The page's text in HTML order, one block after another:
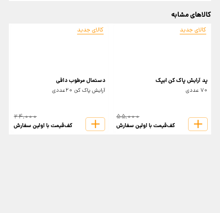
کالاهای مشابه
کالای جدید
پد آرایش پاک کن ایپک
70 عددی
55,000
کف‌قیمت با اولین سفارش
کالای جدید
دستمال مرطوب دافی
آرایش پاک کن 20عددی
24,000
کف‌قیمت با اولین سفارش